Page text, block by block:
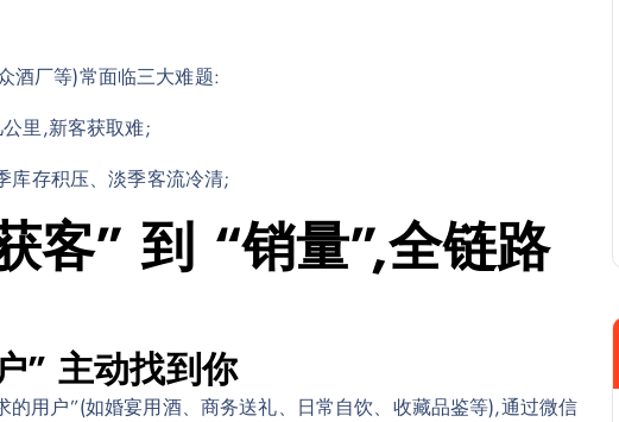
酒厂等)常面临三大难题:
里,新客获取难;
库存积压、淡季客流冷清;
客” 到 “销量”,全链路
” 主动找到你
用户”(如婚宴用酒、商务送礼、日常自饮、收藏品鉴等),通过微信